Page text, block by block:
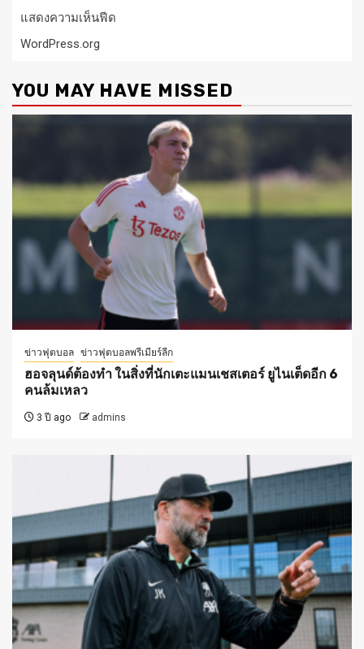
แสดงความเห็นฟีด
WordPress.org
YOU MAY HAVE MISSED
ข่าวฟุตบอล ข่าวฟุตบอลพรีเมียร์ลีก
ฮอจลุนด์ต้องทำ ในสิ่งที่นักเตะแมนเชสเตอร์ ยูไนเต็ดอีก 6
คนล้มเหลว
3 ปี ago admins